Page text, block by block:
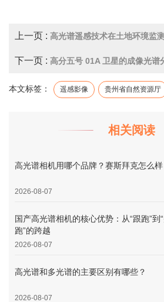
上一页 : 高光谱遥感技术在土地环境监
下一页 : 高分五号 01A 卫星的成像光谱
本文标签： 遥感影像 贵州省自然资源厅
相关阅读
高光谱相机用哪个品牌？赛斯拜克怎么样
2026-08-07
国产高光谱相机的核心优势：从“跟跑”到
跑”的跨越
2026-08-07
高光谱和多光谱的主要区别有哪些？
2026-08-07